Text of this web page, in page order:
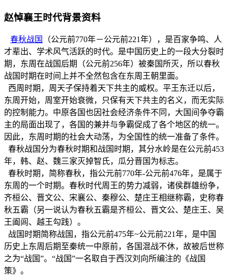
赵悼襄王时代背景资料
春秋战国
（公元前770年－公元前221年），是百家争鸣、人
才辈出、学术风气活跃的时代。是中国历史上的一段大分裂时
期，东周在战国后期（公元前256年）被秦国所灭，所以春秋
战国时期在时间上并不全然包含在东周王朝里面。
西周时期，周天子保持着天下共主的威权。平王东迁以后，
东周开始，周室开始衰微，只保有天下共主的名义，而无实际
的控制能力。中原各国也因社会经济条件不同，大国间争夺霸
主的局面出现了，各国的兼并与争霸促成了各个地区的统一。
因此，东周时期的社会大动荡，为全国性的统一准备了条件。
春秋战国分为春秋时期和战国时期，其分水岭是在公元前453
年，韩、赵、魏三家灭掉智氏，瓜分晋国为标志。
春秋时期，简称春秋，指公元前770年-公元前476年，是属于
东周的一个时期。春秋时代周王的势力减弱，诸侯群雄纷争，
齐桓公、晋文公、宋襄公、秦穆公、楚庄王相继称霸，史称春
秋五霸（另一说认为春秋五霸是齐桓公、晋文公、楚庄王、吴
王阖闾、越王勾践）。
战国时期简称战国，指公元前475年~公元前221年，是中国
历史上东周后期至秦统一中原前，各国混战不休，故被后世称
之为“战国”。“战国”一名取自于西汉刘向所编注的《战国
策》。